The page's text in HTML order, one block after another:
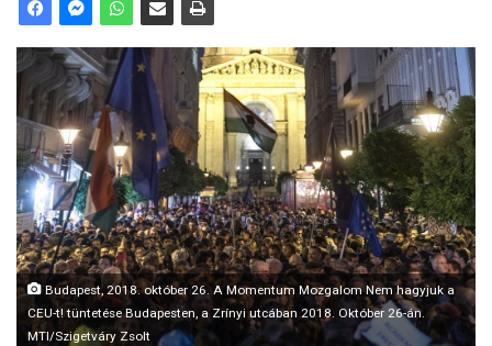
a
m
i
l
Budapest, 2018. október 26. A Momentum Mozgalom Nem hagyjuk a
CEU-t! tüntetése Budapesten, a Zrínyi utcában 2018. Október 26-án.
MTI/Szigetváry Zsolt